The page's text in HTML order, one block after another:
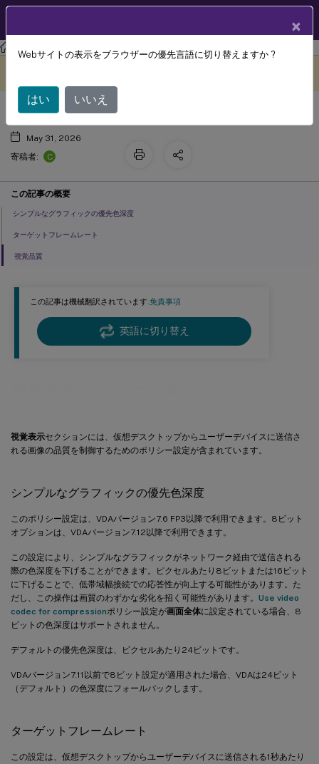
この記事は機械翻訳されています.免責事項
英語に切り替え
視覚表示セクションには、仮想デスクトップからユーザーデバイスに送信さ
れる画像の品質を制御するためのポリシー設定が含まれています。
シンプルなグラフィックの優先色深度
このポリシー設定は、VDAバージョン7.6 FP3以降で利用できます。8ビット
オプションは、VDAバージョン7.12以降で利用できます。
この設定により、シンプルなグラフィックがネットワーク経由で送信される
際の色深度を下げることができます。ピクセルあたり8ビットまたは16ビット
に下げることで、低帯域幅接続での応答性が向上する可能性があります。た
だし、この操作は画質のわずかな劣化を招く可能性があります。 Use video
codec for compressionポリシー設定が画面全体に設定されている場合、8
ビットの色深度はサポートされません。
デフォルトの優先色深度は、ピクセルあたり24ビットです。
VDAバージョン7.11以前で8ビット設定が適用された場合、VDAは24ビット
（デフォルト）の色深度にフォールバックします。
ターゲットフレームレート
この設定は、仮想デスクトップからユーザーデバイスに送信される1秒あたり
視覚表示ポリシー設定
May 31, 2026
寄稿者:
C
この記事の概要
シンプルなグラフィックの優先色深度
ターゲットフレームレート
視覚品質
×
Webサイトの表示をブラウザーの優先言語に切り替えますか ?
はい いいえ